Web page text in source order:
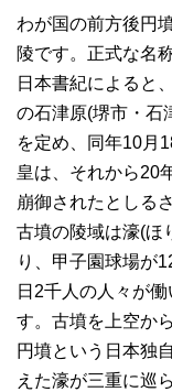
わが国の前方後円
陵です。正式な名
日本書紀によると
の石津原(堺市・石
を定め、同年10月
皇は、それから20
崩御されたとしる
古墳の陵域は濠(ほ
り、甲子園球場が
日2千人の人々が
す。古墳を上空か
円墳という日本独
えた濠が三重に巡